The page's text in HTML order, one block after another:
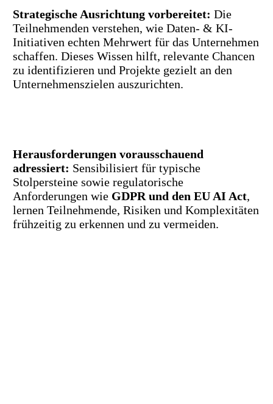
Strategische Ausrichtung vorbereitet: Die
Teilnehmenden verstehen, wie Daten- & KI-
Initiativen echten Mehrwert für das Unternehmen
schaffen. Dieses Wissen hilft, relevante Chancen
zu identifizieren und Projekte gezielt an den
Unternehmenszielen auszurichten.
Herausforderungen vorausschauend
adressiert: Sensibilisiert für typische
Stolpersteine sowie regulatorische
Anforderungen wie GDPR und den EU AI Act,
lernen Teilnehmende, Risiken und Komplexitäten
frühzeitig zu erkennen und zu vermeiden.